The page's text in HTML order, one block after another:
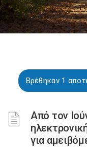
Βρέθηκαν 1
Από τον
για